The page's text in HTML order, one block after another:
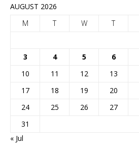
AUGUST 2026
M
T W T
3
4 5 6
10
11 12 13
17
18 19 20
24
25 26 27
31
« Jul